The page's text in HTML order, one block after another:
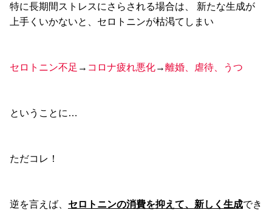
特に長期間ストレスにさらされる場合は、 新たな生成が
上手くいかないと、セロトニンが枯渇てしまい
セロトニン不足 → コロナ疲れ悪化→離婚、虐待、うつ
ということに…
ただコレ！
逆を言えば、 セロトニンの消費を抑えて、新しく生成でき